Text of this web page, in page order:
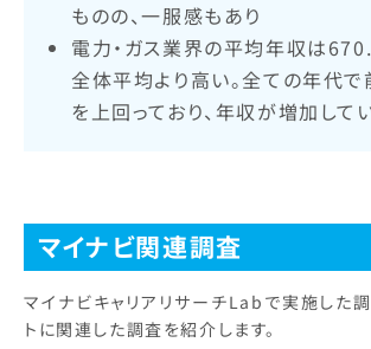
ものの、一服感もあり
電力・ガス業界の平均年収は
全体平均より高い。全ての年代
を上回っており、年収が増加して
マイナビ関連調査
マイナビキャリアリサーチLabで実施した
トに関連した調査を紹介します。